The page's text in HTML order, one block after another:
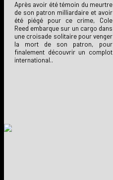
Après avoir été témoin du meurtre
de son patron milliardaire et avoir
été piégé pour ce crime, Cole
Reed embarque sur un cargo dans
une croisade solitaire pour venger
la mort de son patron, pour
finalement découvrir un complot
international..